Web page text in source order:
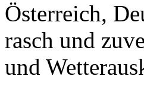
Österreich,
rasch und
und